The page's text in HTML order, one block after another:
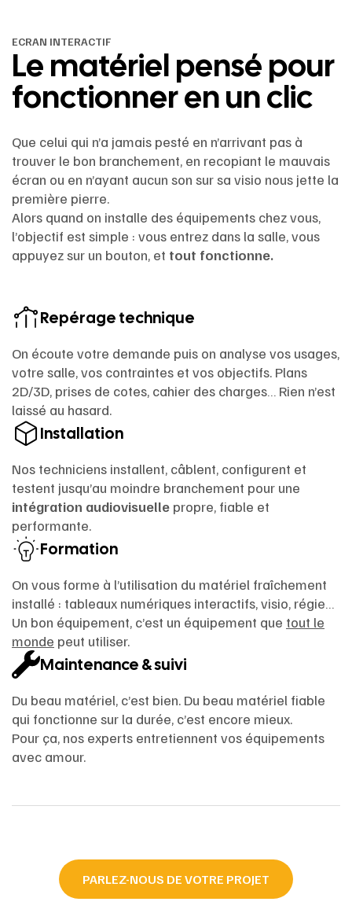
ECRAN INTERACTIF
Le matériel pensé pour
fonctionner en un clic
Que celui qui n’a jamais pesté en n’arrivant pas à
trouver le bon branchement, en recopiant le mauvais
écran ou en n’ayant aucun son sur sa visio nous jette la
première pierre.
Alors quand on installe des équipements chez vous,
l’objectif est simple : vous entrez dans la salle, vous
appuyez sur un bouton, et tout fonctionne.
Repérage technique
On écoute votre demande puis on analyse vos usages,
votre salle, vos contraintes et vos objectifs. Plans
2D/3D, prises de cotes, cahier des charges… Rien n’est
laissé au hasard.
Installation
Nos techniciens installent, câblent, configurent et
testent jusqu’au moindre branchement pour une
intégration audiovisuelle propre, fiable et
performante.
Formation
On vous forme à l’utilisation du matériel fraîchement
installé : tableaux numériques interactifs, visio, régie…
Un bon équipement, c’est un équipement que tout le
monde peut utiliser.
Maintenance & suivi
Du beau matériel, c’est bien. Du beau matériel fiable
qui fonctionne sur la durée, c’est encore mieux.
Pour ça, nos experts entretiennent vos équipements
avec amour.
PARLEZ-NOUS DE VOTRE PROJET